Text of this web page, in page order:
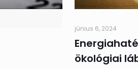
június 6, 2024
ökológiai